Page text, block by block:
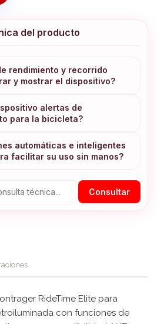
del producto
rendimiento y recorrido
y mostrar el dispositivo?
alertas de
para la bicicleta?
automáticas e inteligentes
facilitar su uso sin manos?
Consultar
RideTime Elite para
con funciones de